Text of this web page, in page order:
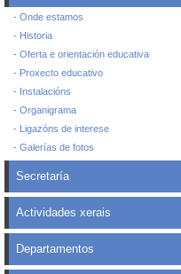
- Onde estamos
- Historia
- Oferta e orientación educativa
- Proxecto educativo
- Instalacións
- Organigrama
- Ligazóns de interese
- Galerías de fotos
Secretaría
Actividades xerais
Departamentos